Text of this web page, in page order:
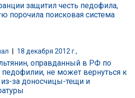
защитил честь педофила,
порочила поисковая система
18 декабря 2012 г.,
оправданный в РФ по
педофилии, не может вернуться к
за доносчицы-тещи и